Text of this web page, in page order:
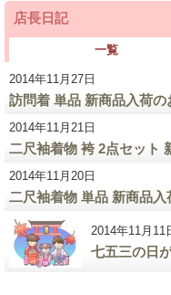
店長日記
一覧
2014年11月27日
訪問着 単品 新商品入荷の
2014年11月21日
二尺袖着物 袴 2点セット
2014年11月20日
二尺袖着物 単品 新商品入
2014年11月11
七五三の日